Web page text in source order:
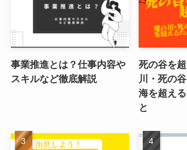
事業推進とは？仕事内容や
スキルなど徹底解説
死の谷を
川・死の
海を超え
と